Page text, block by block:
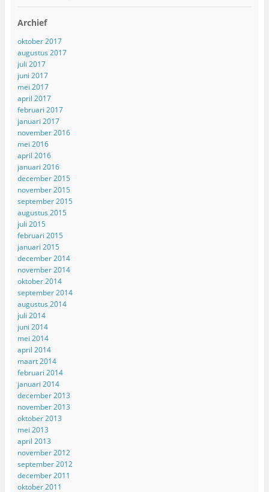
Archief
oktober 2017
augustus 2017
juli 2017
juni 2017
mei 2017
april 2017
februari 2017
januari 2017
november 2016
mei 2016
april 2016
januari 2016
december 2015
november 2015
september 2015
augustus 2015
juli 2015
februari 2015
januari 2015
december 2014
november 2014
oktober 2014
september 2014
augustus 2014
juli 2014
juni 2014
mei 2014
april 2014
maart 2014
februari 2014
januari 2014
december 2013
november 2013
oktober 2013
mei 2013
april 2013
november 2012
september 2012
december 2011
oktober 2011